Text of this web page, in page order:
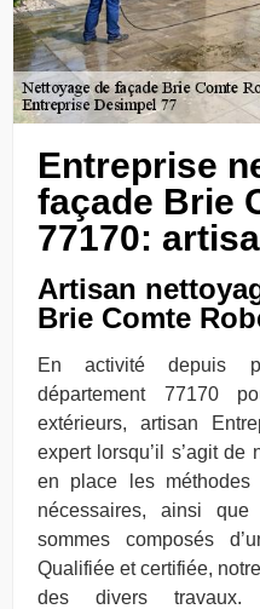
Entreprise
façade Brie
77170:
Artisan
Brie Comte
En activité depuis
département 77170
extérieurs, artisan
expert lorsqu’il s’agit de
en place les méthodes
nécessaires, ainsi
sommes composés
Qualifiée et certifiée,
des divers travaux.